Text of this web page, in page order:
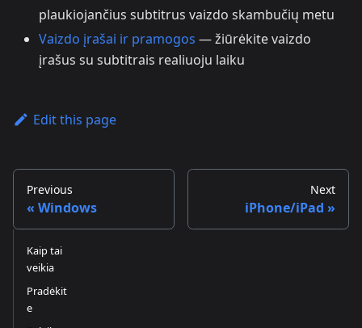
plaukiojančius subtitrus vaizdo skambučių metu
Vaizdo įrašai ir pramogos — žiūrėkite vaizdo
įrašus su subtitrais realiuoju laiku
Edit this page
Previous
Windows
Next
iPhone/iPad
Kaip tai
veikia
Pradėkit
e